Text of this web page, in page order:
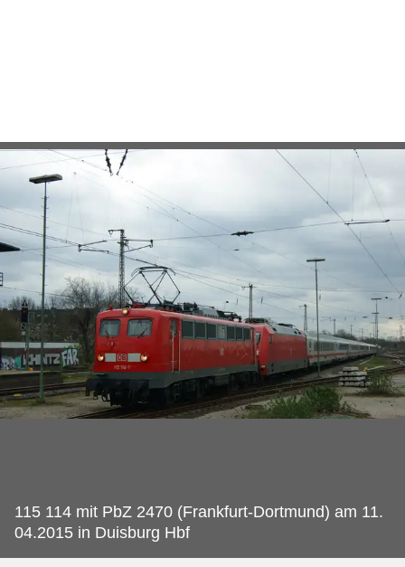
115 114 mit PbZ 2470 (Frankfurt-Dortmund) am 11.
04.2015 in Duisburg Hbf